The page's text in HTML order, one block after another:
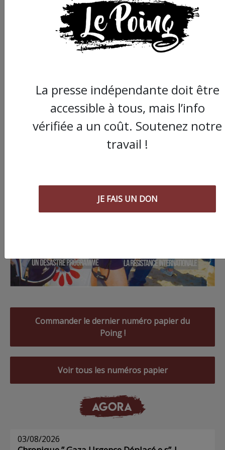
Commander le dernier numéro papier du
Poing !
Voir tous les numéros papier
AGORA
03/08/2026
La presse indépendante doit être
accessible à tous, mais l’info
vérifiée a un coût. Soutenez notre
travail !
JE FAIS UN DON